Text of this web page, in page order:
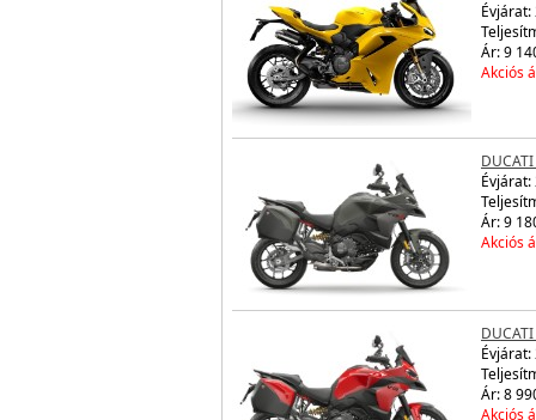
Évjárat:
Ár: 9
Akciós
Évjárat:
Ár: 9
Akciós
Évjárat:
Ár: 8
Akciós